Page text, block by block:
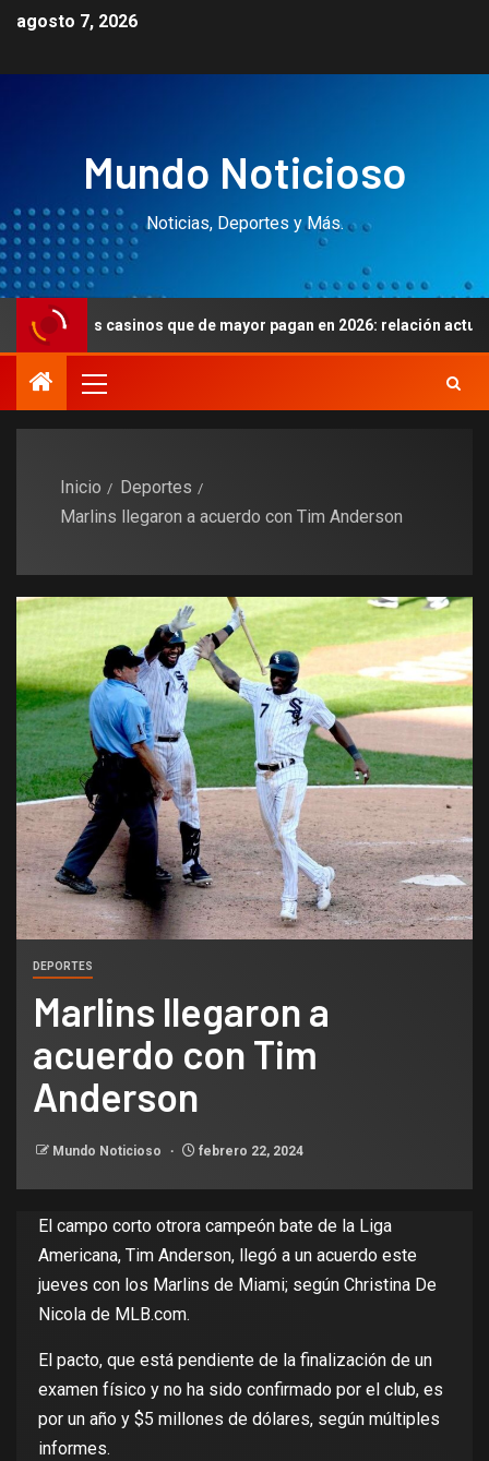
agosto 7, 2026
Mundo Noticioso
Noticias, Deportes y Más.
Los casinos que de mayor pagan en 2026: relación actualizada
Inicio
Deportes
Marlins llegaron a acuerdo con Tim Anderson
DEPORTES
Marlins llegaron a
acuerdo con Tim
Anderson
Mundo Noticioso febrero 22, 2024
El campo corto otrora campeón bate de la Liga
Americana, Tim Anderson, llegó a un acuerdo este
jueves con los Marlins de Miami; según Christina De
Nicola de MLB.com.
El pacto, que está pendiente de la finalización de un
examen físico y no ha sido confirmado por el club, es
por un año y $5 millones de dólares, según múltiples
informes.